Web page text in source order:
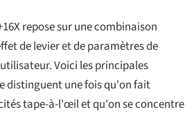
repose sur une combinaison
de levier et de paramètres de
Voici les principales
distinguent une fois qu'on fait
tape-à-l'œil et qu'on se concentre